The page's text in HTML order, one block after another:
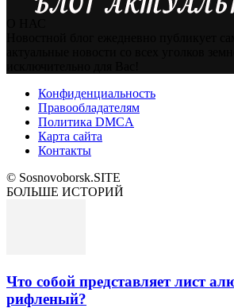
Конфиденциальность
Правообладателям
Политика DMCA
Карта сайта
Контакты
© Sosnovoborsk.SITE
БОЛЬШЕ ИСТОРИЙ
Что собой представляет лист
рифленый?